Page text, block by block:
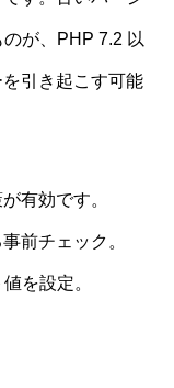
が、PHP 7.2 以
引き起こす可能
有効です。
前チェック。
を設定。